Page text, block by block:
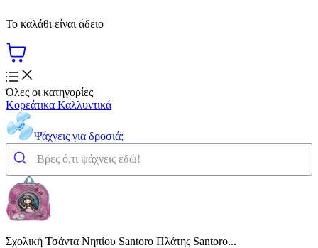
Το καλάθι είναι άδειο
Όλες οι κατηγορίες
Κορεάτικα Καλλυντικά
Ψάχνεις για δροσιά;
Σχολική Τσάντα Νηπίου Santoro Πλάτης Santoro...